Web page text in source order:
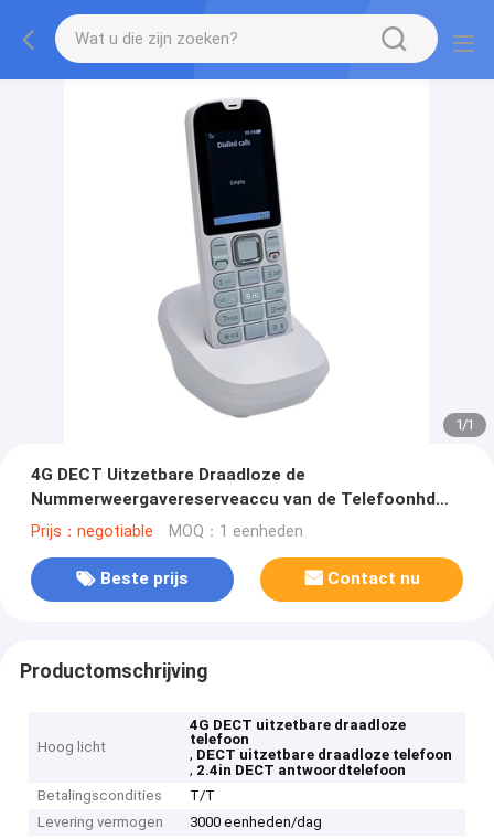
1/1
4G DECT Uitzetbare Draadloze de
Nummerweergavereserveaccu van de Telefoonhd
Stem
Prijs：negotiable MOQ：1 eenheden
Beste prijs Contact nu
Productomschrijving
Hoog licht
4G DECT uitzetbare draadloze
telefoon
, DECT uitzetbare draadloze telefoon
, 2.4in DECT antwoordtelefoon
Betalingscondities
T/T
Levering vermogen
3000 eenheden/dag